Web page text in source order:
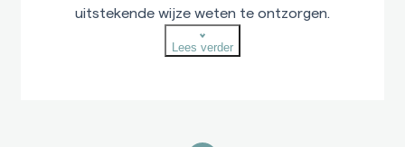
uitstekende wijze weten te ontzorgen.
Op een respectvolle manier heeft zij mij
langs de lastige en moeilijke besluiten
Lees verder